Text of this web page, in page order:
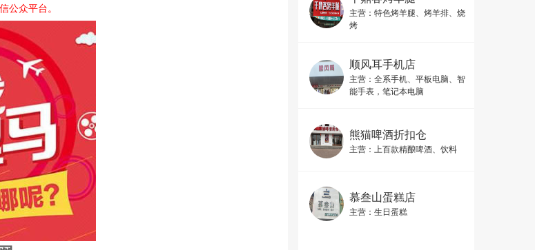
公众平台。 主营： 特色烤羊腿、烤羊排、烧
烤
顺风耳手机店
主营： 全系手机、平板电脑、智
能手表，笔记本电脑
熊猫啤酒折扣仓
主营： 上百款精酿啤酒、饮料
慕叁山蛋糕店
主营： 生日蛋糕